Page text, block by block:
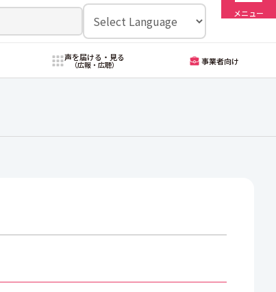
メニュー
声を届ける・見る
（広報・広聴） 事業者向け